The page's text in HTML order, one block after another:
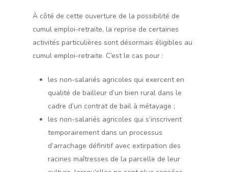
À côté de cette ouverture de la possibilité de
cumul emploi-retraite, la reprise de certaines
activités particulières sont désormais éligibles au
cumul emploi-retraite. C’est le cas pour :
les non-salariés agricoles qui exercent en
qualité de bailleur d’un bien rural dans le
cadre d’un contrat de bail à métayage ;
les non-salariés agricoles qui s’inscrivent
temporairement dans un processus
d’arrachage définitif avec extirpation des
racines maîtresses de la parcelle de leur